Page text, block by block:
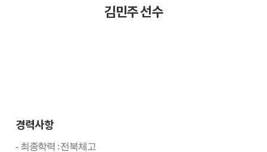
김민주 선수
경력사항
- 최종학력 :전북체고